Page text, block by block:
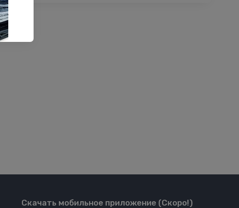
Скачать мобильное приложение (Скоро!)